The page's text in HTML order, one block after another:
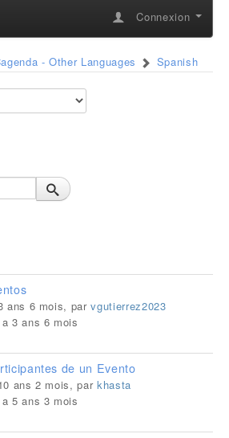
Connexion
- Other Languages Spanish
ans 6 mois, parvgutierrez2023
3 ans 6 mois
de un Evento
ans 2 mois, par khasta
5 ans 3 mois